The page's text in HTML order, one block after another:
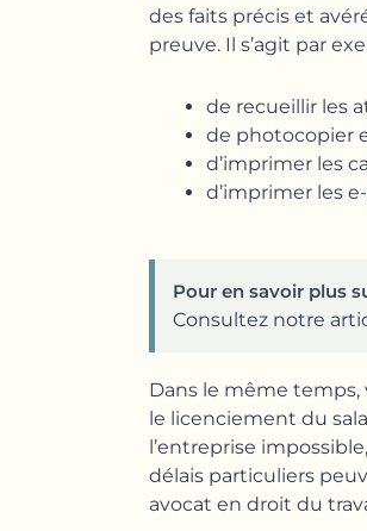
des faits précis et
preuve. Il s’agit par
de recueillir les
de photocopier
d’imprimer les
d’imprimer les
Pour en savoir plus
Consultez notre
Dans le même temps,
le licenciement du
l’entreprise
délais particuliers
avocat en droit du